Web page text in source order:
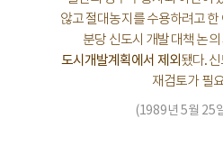
않고 절대농지를 수용하려고 한
분당 신도
도시개발계획에서 제외 됐다.
재검토가 필
(1989년 5월 25